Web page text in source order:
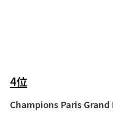
4位
Champions Paris